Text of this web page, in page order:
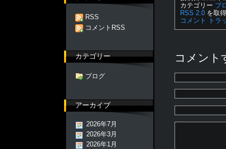
カテゴリー ブ
RSS 2.0 を取
コメント
トラ
コメント
RSS
コメントRSS
カテゴリー
ブログ
アーカイブ
2026年7月
2026年3月
2026年1月